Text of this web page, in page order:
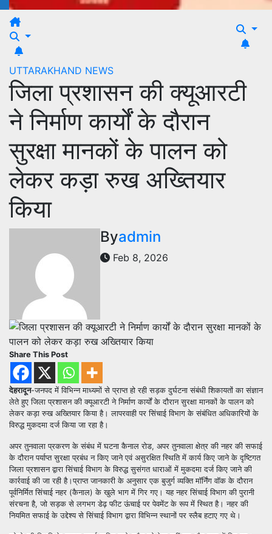
UTTARAKHAND NEWS
जिला प्रशासन की क्यूआरटी
ने निर्माण कार्यों के दौरान
सुरक्षा मानकों के पालन को
लेकर कड़ा रुख अख्तियार
किया
Byadmin
Feb 8, 2026
Share This Post
देहरादून-जनपद में विभिन्न माध्यमों से प्राप्त हो रही सड़क दुर्घटना संबंधी शिकायतों का संज्ञान
लेते हुए जिला प्रशासन की क्यूआरटी ने निर्माण कार्यों के दौरान सुरक्षा मानकों के पालन को
लेकर कड़ा रुख अख्तियार किया है। लापरवाही पर सिंचाई विभाग के संबंधित अधिकारियों के
विरुद्ध मुकदमा दर्ज किया जा रहा है।
अपर तुनवाला प्रकरण के संबंध में घटना कैनाल रोड, अपर तुनवाला क्षेत्र की नहर की सफाई
के दौरान पर्याप्त सुरक्षा प्रबंध न किए जाने एवं असुरक्षित स्थिति में कार्य किए जाने के दृष्टिगत
जिला प्रशासन द्वारा सिंचाई विभाग के विरुद्ध सुसंगत धाराओं में मुकदमा दर्ज किए जाने की
कार्रवाई की जा रही है।प्राप्त जानकारी के अनुसार एक बुजुर्ग व्यक्ति मॉर्निंग वॉक के दौरान
पूर्वनिर्मित सिंचाई नहर (कैनाल) के खुले भाग में गिर गए। यह नहर सिंचाई विभाग की पुरानी
संरचना है, जो सड़क से लगभग डेढ़ फीट ऊंचाई पर पेवमेंट के रूप में स्थित है। नहर की
नियमित सफाई के उद्देश्य से सिंचाई विभाग द्वारा विभिन्न स्थानों पर स्लैब हटाए गए थे।